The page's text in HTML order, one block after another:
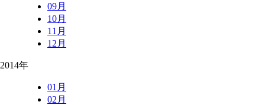
09月
10月
11月
12月
2014年
01月
02月